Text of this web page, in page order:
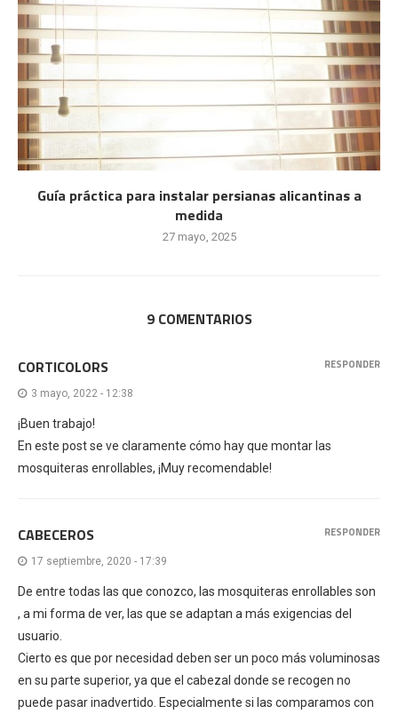
Guía práctica para instalar persianas alicantinas a
medida
27 mayo, 2025
9 COMENTARIOS
CORTICOLORS
3 mayo, 2022 - 12:38
¡Buen trabajo!
En este post se ve claramente cómo hay que montar las
mosquiteras enrollables, ¡Muy recomendable!
RESPONDER
CABECEROS
17 septiembre, 2020 - 17:39
De entre todas las que conozco, las mosquiteras enrollables son
, a mi forma de ver, las que se adaptan a más exigencias del
usuario.
Cierto es que por necesidad deben ser un poco más voluminosas
en su parte superior, ya que el cabezal donde se recogen no
puede pasar inadvertido. Especialmente si las comparamos con
RESPONDER